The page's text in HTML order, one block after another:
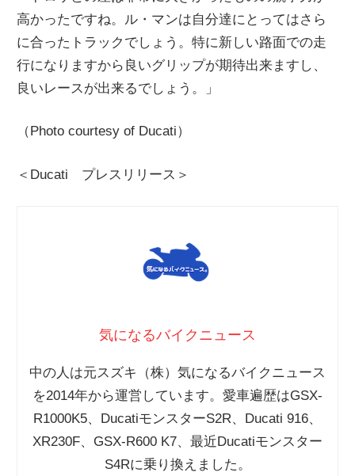
高かったですね。ル・マンは自分達にとってはさら
に合ったトラックでしょう。特に新しい路面での走
行になりますから良いグリップが期待出来ますし、
良いレースが出来るでしょう。」
（Photo courtesy of Ducati）
＜Ducati プレスリリース＞
気になるバイクニュース
中の人は元スズキ（株）気になるバイクニュース
を2014年から運営しています。愛車遍歴はGSX-
R1000K5、DucatiモンスターS2R、Ducati 916、
XR230F、GSX-R600 K7、最近Ducatiモンスター
S4Rに乗り換えました。